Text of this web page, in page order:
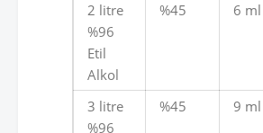
2 litre
%96
Etil
Alkol
%45 6 ml
3 litre
%96
%45 9 ml